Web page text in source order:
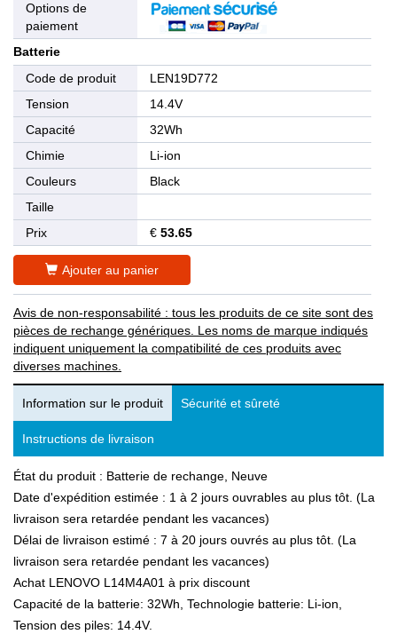
Options de
paiement
Batterie
Code de produit
LEN19D772
Tension
14.4V
Capacité
32Wh
Chimie
Li-ion
Couleurs
Black
Taille
Prix
€ 53.65
Ajouter au panier
Avis de non-responsabilité : tous les produits de ce site sont des
pièces de rechange génériques. Les noms de marque indiqués
indiquent uniquement la compatibilité de ces produits avec
diverses machines.
Information sur le produit Sécurité et sûreté
Instructions de livraison
État du produit : Batterie de rechange, Neuve
Date d'expédition estimée : 1 à 2 jours ouvrables au plus tôt. (La
livraison sera retardée pendant les vacances)
Délai de livraison estimé : 7 à 20 jours ouvrés au plus tôt. (La
livraison sera retardée pendant les vacances)
Achat LENOVO L14M4A01 à prix discount
Capacité de la batterie: 32Wh, Technologie batterie: Li-ion,
Tension des piles: 14.4V.